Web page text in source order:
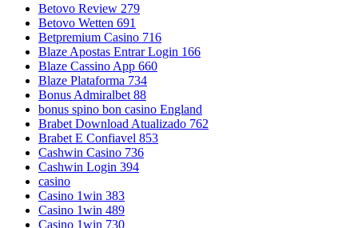
Betovo Review 279
Betovo Wetten 691
Betpremium Casino 716
Blaze Apostas Entrar Login 166
Blaze Cassino App 660
Blaze Plataforma 734
Bonus Admiralbet 88
bonus spino bon casino England
Brabet Download Atualizado 762
Brabet E Confiavel 853
Cashwin Casino 736
Cashwin Login 394
casino
Casino 1win 383
Casino 1win 489
Casino 1win 730